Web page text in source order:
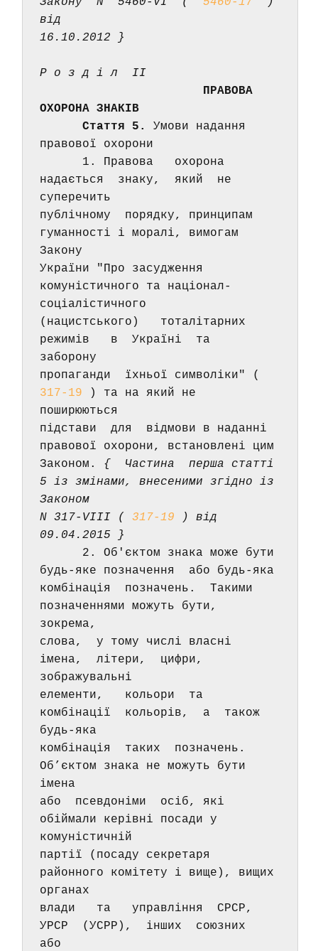
від
16.10.2012 }
Р о з д і л  II
                      ПРАВОВА
ОХОРОНА ЗНАКІВ
Стаття 5.
Умови надання
правової охорони
надається  знаку,  який  не
суперечить
публічному  порядку, принципам
гуманності і моралі, вимогам
Закону
України "Про засудження
комуністичного та націонал-
соціалістичного
(нацистського)   тоталітарних
режимів   в  Україні  та
заборону
317-19 ) та на який не
поширюються
підстави  для  відмови в наданні
Законом. {  Частина  перша статті
5 із змінами, внесеними згідно із
Законом
N 317-VIII ( 317-19 ) від
09.04.2015 }
комбінація  позначень.  Такими
позначеннями можуть бути,
зокрема,
слова,  у тому числі власні
імена,  літери,  цифри,
зображувальні
елементи,   кольори  та
комбінації  кольорів,  а  також
будь-яка
комбінація  таких  позначень.
Об’єктом знака не можуть бути
імена
або  псевдоніми  осіб, які
обіймали керівні посади у
комуністичній
партії (посаду секретаря
районного комітету і вище), вищих
органах
влади   та   управління  СРСР,
УРСР  (УСРР),  інших  союзних
або